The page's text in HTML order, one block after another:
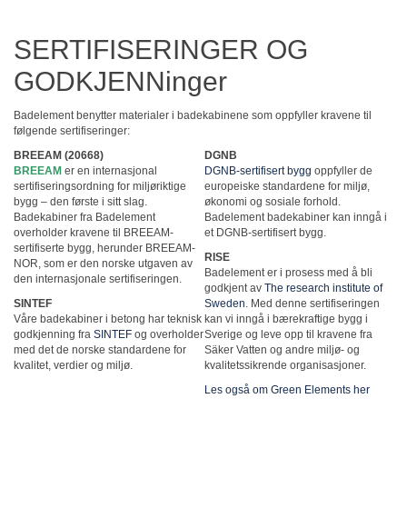
SERTIFISERINGER OG
GODKJENNinger
Badelement benytter materialer i badekabinene som oppfyller kravene til
følgende sertifiseringer:
BREEAM (20668)
BREEAM er en internasjonal
sertifiseringsordning for miljøriktige
bygg – den første i sitt slag.
Badekabiner fra Badelement
overholder kravene til BREEAM-
sertifiserte bygg, herunder BREEAM-
NOR, som er den norske utgaven av
den internasjonale sertifiseringen.
SINTEF
Våre badekabiner i betong har teknisk
godkjenning fra SINTEF og overholder
med det de norske standardene for
kvalitet, verdier og miljø.
DGNB
DGNB-sertifisert bygg oppfyller de
europeiske standardene for miljø,
økonomi og sosiale forhold.
Badelement badekabiner kan inngå i
et DGNB-sertifisert bygg.
RISE
Badelement er i prosess med å bli
godkjent av The research institute of
Sweden . Med denne sertifiseringen
kan vi inngå i bærekraftige bygg i
Sverige og leve opp til kravene fra
Säker Vatten og andre miljø- og
kvalitetssikrende organisasjoner.
Les også om Green Elements her